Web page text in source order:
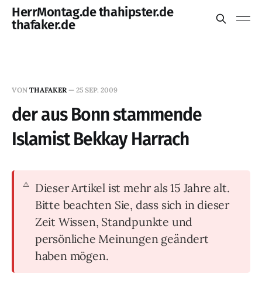
HerrMontag.de thahipster.de
thafaker.de
VON THAFAKER — 25 SEP. 2009
der aus Bonn stammende
Islamist Bekkay Harrach
Dieser Artikel ist mehr als 15 Jahre alt.
Bitte beachten Sie, dass sich in dieser
Zeit Wissen, Standpunkte und
persönliche Meinungen geändert
haben mögen.